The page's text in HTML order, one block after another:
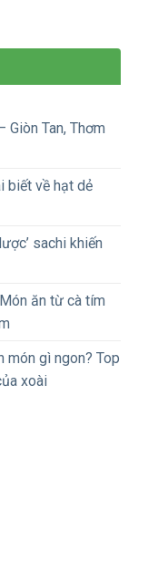
Giòn Tan, Thơm
biết về hạt dẻ
sachi khiến
ăn từ cà tím
món gì ngon? Top
xoài